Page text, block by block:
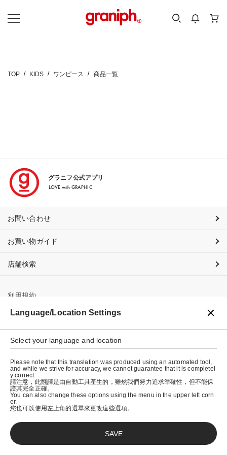
カテゴリーから探す
TOP KIDS ワンピース 商品一覧
グラニフ公式アプリ
LOVE with GRAPHIC
お問い合わせ
お買い物ガイド
店舗検索
利用規約
プライバシーポリシー
特定商取引法に基づく表示
会社概要
© graniph inc.
Language/Location Settings
Select your language and location
Please note that this translation was produced using an automated tool,
and while we strive for accuracy, we cannot guarantee that it is completel
y correct.
請注意，此翻譯是由自動工具產生的，雖然我們努力追求準確性，但不能保
證其完全正確。
You can also change these options using the menu in the upper left corn
er.
您也可以使用左上角的選單來更改這些選項。
SAVE